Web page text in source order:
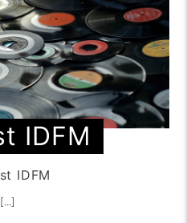
IDFM
IDFM
[...]